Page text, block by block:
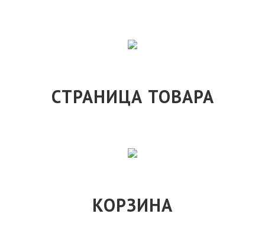
СТРАНИЦА ТОВАРА
КОРЗИНА